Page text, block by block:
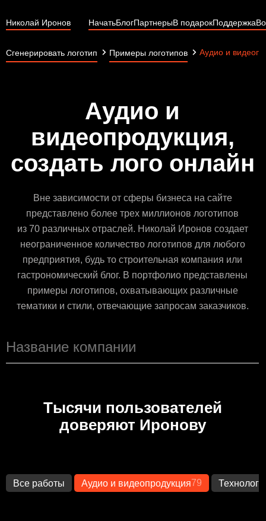
Николай Иронов НачатьБлогПартнерыВ подарокПоддержка
Сгенерировать логотип Примеры логотипов Аудио и
Аудио и
видеопродукция,
создать лого онлайн
Вне зависимости от сферы бизнеса на сайте
представлено более трех миллионов логотипов
из 70 различных отраслей. Николай Иронов создает
неограниченное количество логотипов для любого
предприятия, будь то строительная компания или
гастрономический блог. В портфолио представлены
примеры логотипов, охватывающих различные
тематики и стили, отвечающие запросам заказчиков.
Тысячи пользователей
доверяют Иронову
Все работы Аудио и видеопродукция79